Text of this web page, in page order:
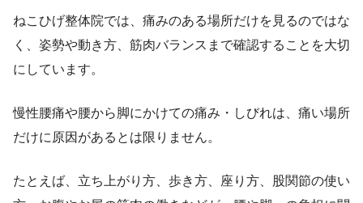
ねこひげ整体院では、痛みのある場所だけを見るのではな
く、姿勢や動き方、筋肉バランスまで確認することを大切
にしています。
慢性腰痛や腰から脚にかけての痛み・しびれは、痛い場所
だけに原因があるとは限りません。
たとえば、立ち上がり方、歩き方、座り方、股関節の使い